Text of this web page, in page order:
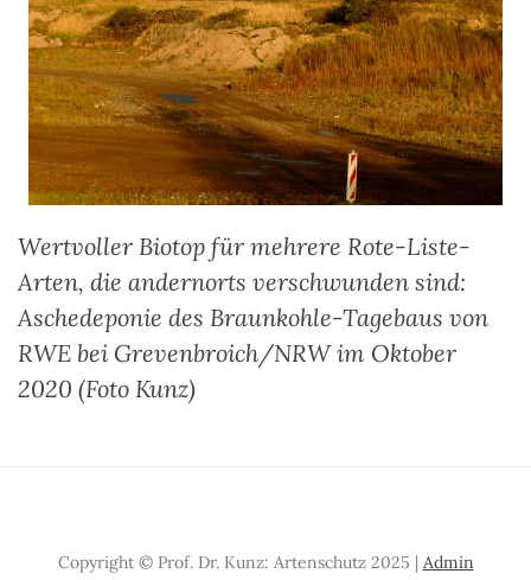
Wertvoller Biotop für mehrere Rote-Liste-
Arten, die andernorts verschwunden sind:
Aschedeponie des Braunkohle-Tagebaus von
RWE bei Grevenbroich/NRW im Oktober
2020 (Foto Kunz)
Copyright © Prof. Dr. Kunz: Artenschutz 2025 | Admin